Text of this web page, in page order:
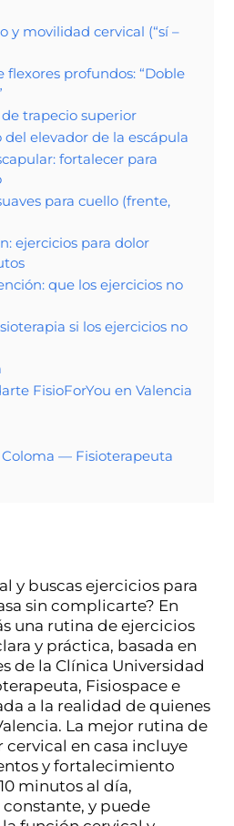
y movilidad cervical (“sí –
flexores profundos: “Doble
trapecio superior
elevador de la escápula
fortalecer para
para cuello (frente,
ejercicios para dolor
que los ejercicios no
si los ejercicios no
FisioForYou en Valencia
Coloma — Fisioterapeuta
y buscas ejercicios para
sin complicarte? En
una rutina de ejercicios
y práctica, basada en
de la Clínica Universidad
Fisiospace e
a la realidad de quienes
La mejor rutina de
en casa incluye
y fortalecimiento
minutos al día,
y puede